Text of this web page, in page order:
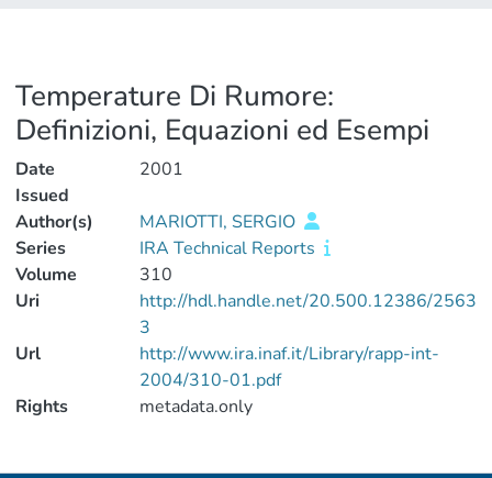
Temperature Di Rumore:
Definizioni, Equazioni ed Esempi
Date
Issued
2001
Author(s)
MARIOTTI, SERGIO
Series
IRA Technical Reports
Volume
310
Uri
http://hdl.handle.net/20.500.12386/2563
3
Url
http://www.ira.inaf.it/Library/rapp-int-
2004/310-01.pdf
Rights
metadata.only